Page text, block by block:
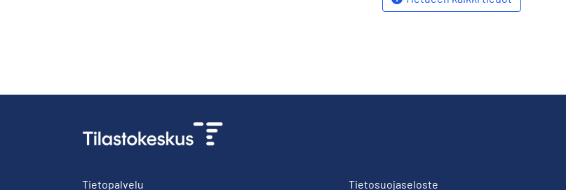
Tietopalvelu Tietosuojaseloste